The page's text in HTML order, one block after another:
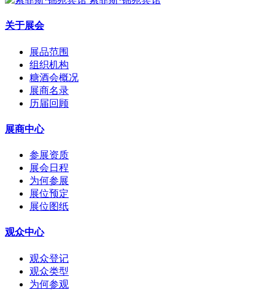
关于展会
展品范围
组织机构
糖酒会概况
展商名录
历届回顾
展商中心
参展资质
展会日程
为何参展
展位预定
展位图纸
观众中心
观众登记
观众类型
为何参观